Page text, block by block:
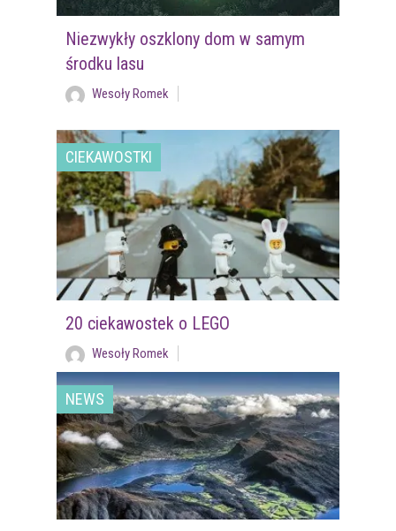
Niezwykły oszklony dom w samym
środku lasu
Wesoły Romek
CIEKAWOSTKI
20 ciekawostek o LEGO
Wesoły Romek
NEWS